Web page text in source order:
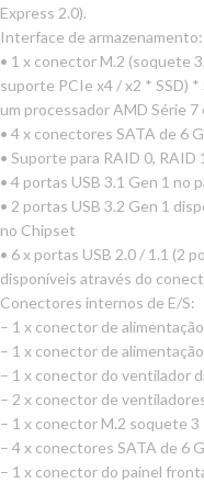
Express 2.0).
Interface de armazenamento:
• 1 x conector M.2 (soquete
suporte PCIe x4 / x2 * SSD) *
um processador AMD Série
• 4 x conectores SATA de 6
• Suporte para RAID 0, RAID
• 4 portas USB 3.1 Gen 1 no
• 2 portas USB 3.2 Gen 1
no Chipset
• 6 x portas USB 2.0 / 1.1 (2
disponíveis através do
Conectores internos de E/S:
– 1 x conector de
– 1 x conector de
– 1 x conector do ventilador
– 2 x conector de
– 1 x conector M.2 soquete 3
– 4 x conectores SATA de 6
– 1 x conector do painel